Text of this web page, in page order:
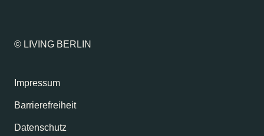
© LIVING BERLIN
Impressum
Barrierefreiheit
Datenschutz